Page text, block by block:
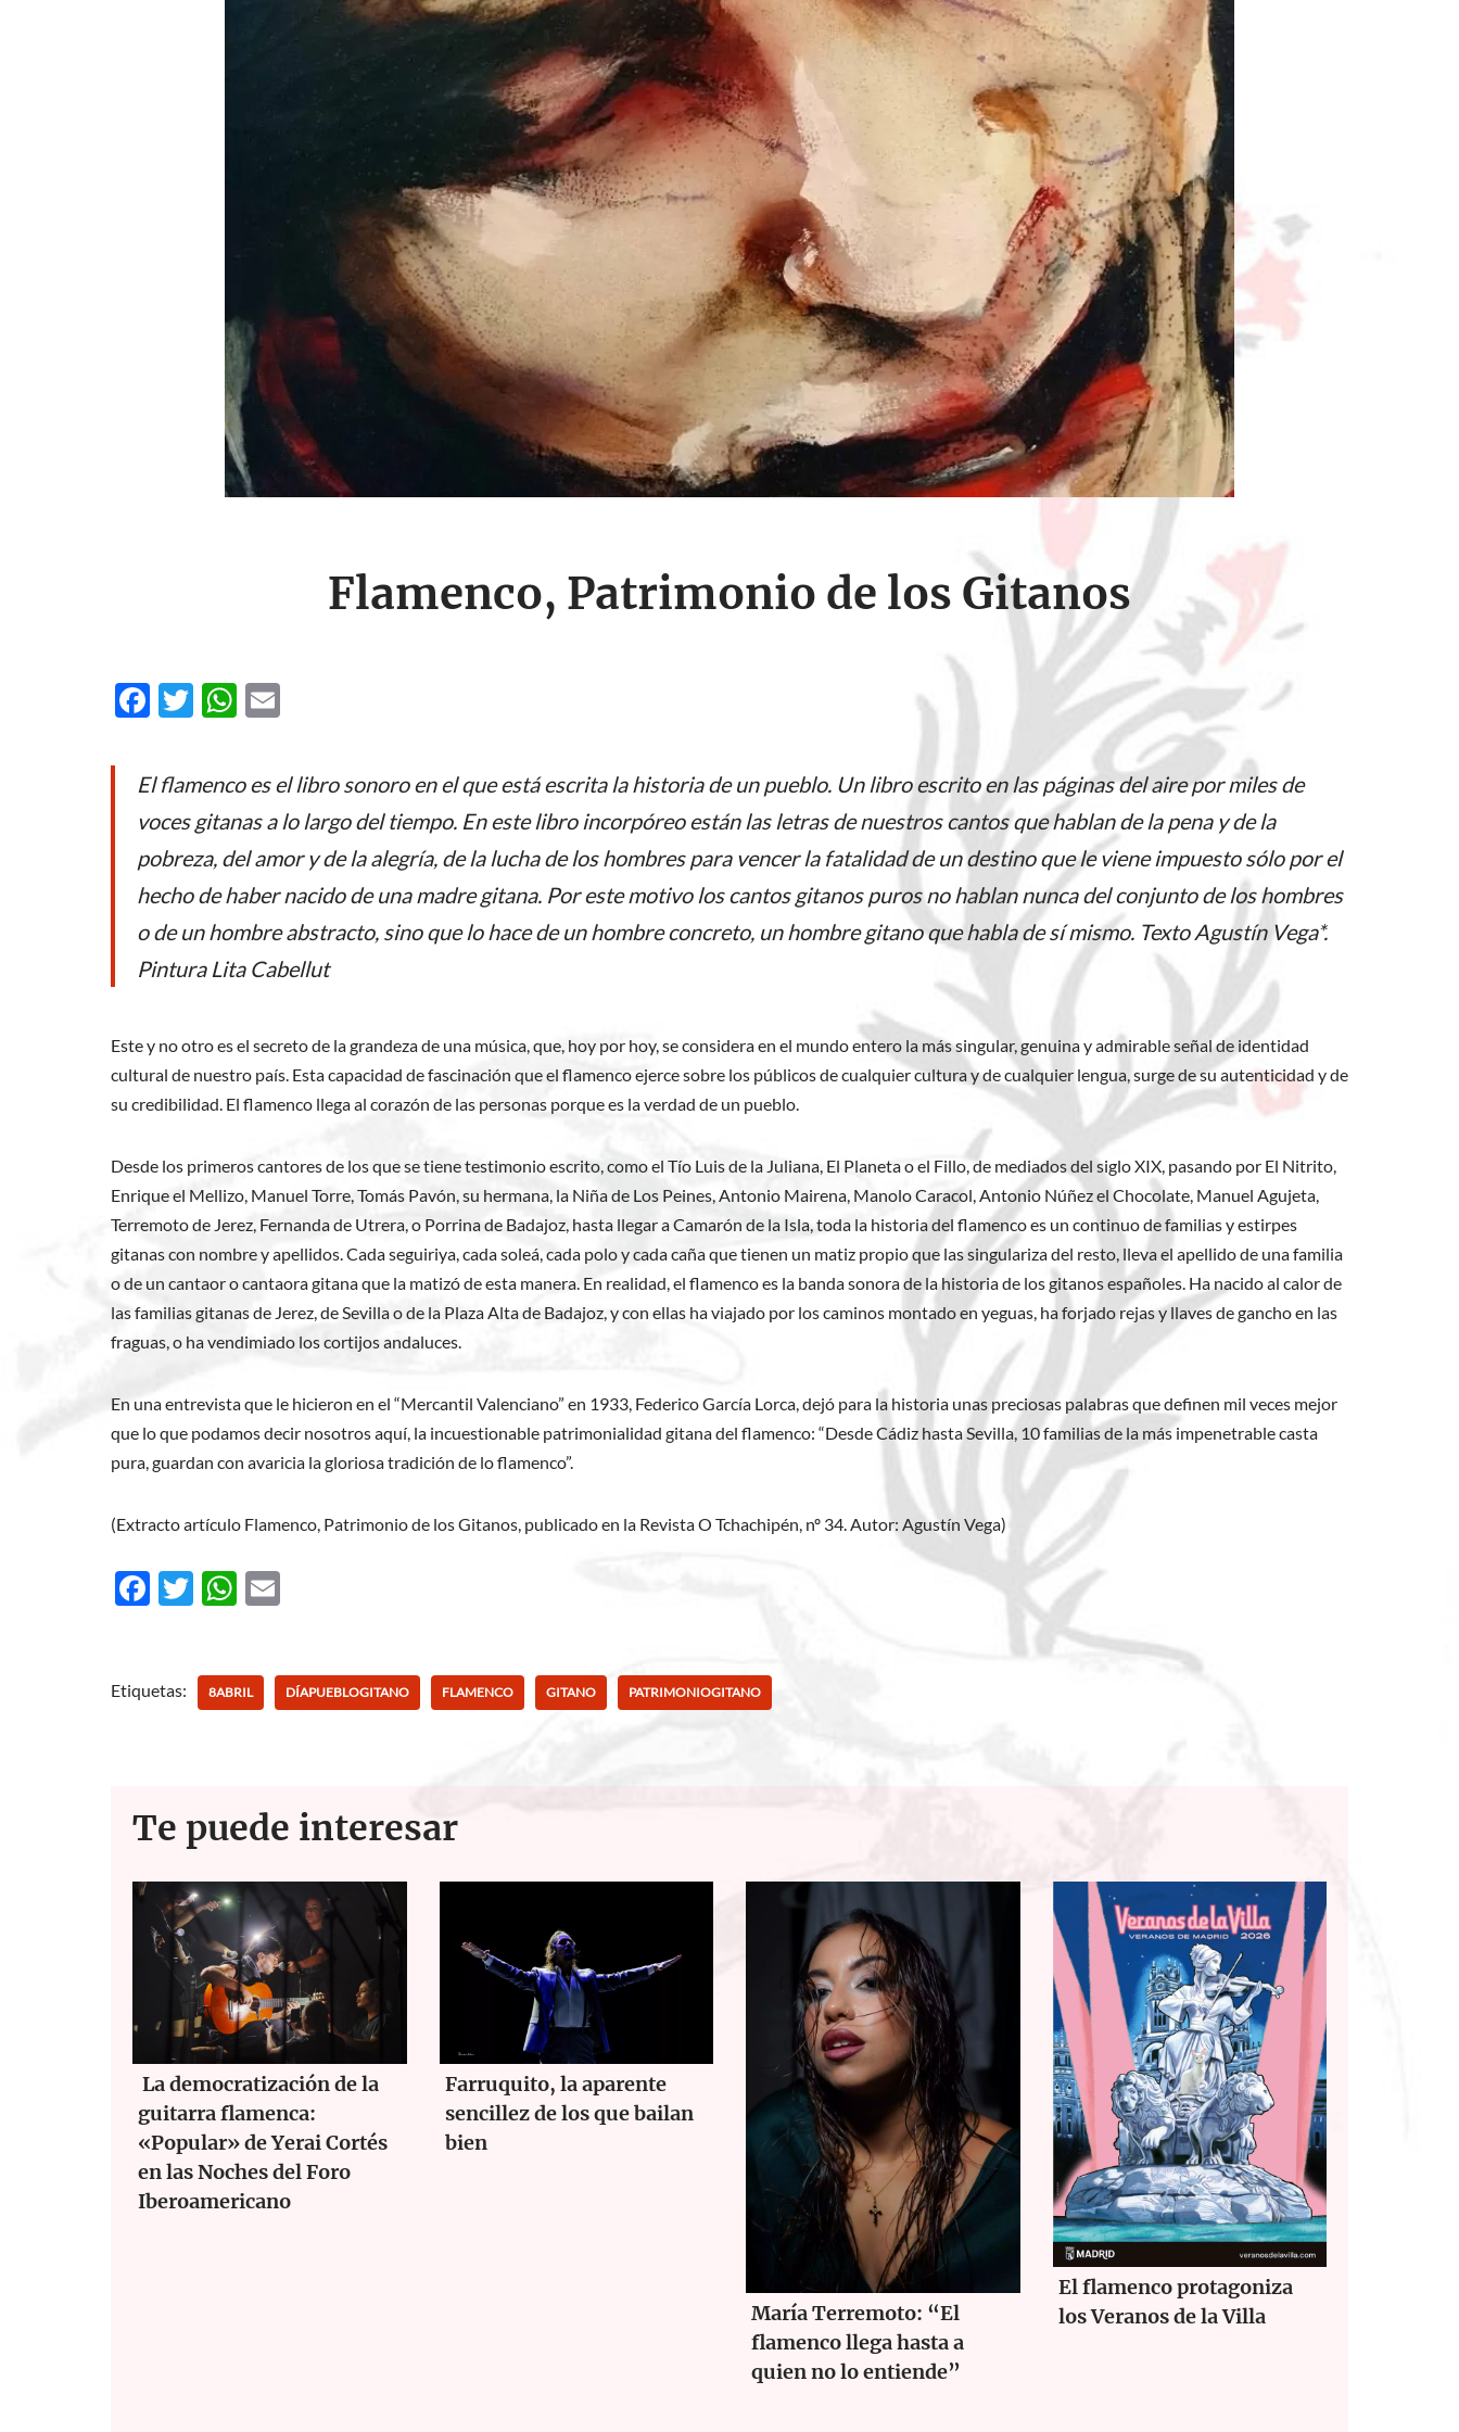
Flamenco, Patrimonio de los Gitanos
F
e
b
o
o
k
T
itt
er
W
at
s
A
p
p
ail
El flamenco es el libro sonoro en el que está escrita la historia de un pueblo. Un libro escrito en las páginas del aire por miles de
voces gitanas a lo largo del tiempo. En este libro incorpóreo están las letras de nuestros cantos que hablan de la pena y de la
pobreza, del amor y de la alegría, de la lucha de los hombres para vencer la fatalidad de un destino que le viene impuesto sólo por el
hecho de haber nacido de una madre gitana. Por este motivo los cantos gitanos puros no hablan nunca del conjunto de los hombres
o de un hombre abstracto, sino que lo hace de un hombre concreto, un hombre gitano que habla de sí mismo. Texto Agustín Vega*.
Pintura Lita Cabellut
Este y no otro es el secreto de la grandeza de una música, que, hoy por hoy, se considera en el mundo entero la más singular, genuina y admirable señal de identidad
cultural de nuestro país. Esta capacidad de fascinación que el flamenco ejerce sobre los públicos de cualquier cultura y de cualquier lengua, surge de su autenticidad y de
su credibilidad. El flamenco llega al corazón de las personas porque es la verdad de un pueblo.
Desde los primeros cantores de los que se tiene testimonio escrito, como el Tío Luis de la Juliana, El Planeta o el Fillo, de mediados del siglo XIX, pasando por El Nitrito,
Enrique el Mellizo, Manuel Torre, Tomás Pavón, su hermana, la Niña de Los Peines, Antonio Mairena, Manolo Caracol, Antonio Núñez el Chocolate, Manuel Agujeta,
Terremoto de Jerez, Fernanda de Utrera, o Porrina de Badajoz, hasta llegar a Camarón de la Isla, toda la historia del flamenco es un continuo de familias y estirpes
gitanas con nombre y apellidos. Cada seguiriya, cada soleá, cada polo y cada caña que tienen un matiz propio que las singulariza del resto, lleva el apellido de una familia
o de un cantaor o cantaora gitana que la matizó de esta manera. En realidad, el flamenco es la banda sonora de la historia de los gitanos españoles. Ha nacido al calor de
las familias gitanas de Jerez, de Sevilla o de la Plaza Alta de Badajoz, y con ellas ha viajado por los caminos montado en yeguas, ha forjado rejas y llaves de gancho en las
fraguas, o ha vendimiado los cortijos andaluces.
En una entrevista que le hicieron en el “Mercantil Valenciano” en 1933, Federico García Lorca, dejó para la historia unas preciosas palabras que definen mil veces mejor
que lo que podamos decir nosotros aquí, la incuestionable patrimonialidad gitana del flamenco: “Desde Cádiz hasta Sevilla, 10 familias de la más impenetrable casta
pura, guardan con avaricia la gloriosa tradición de lo flamenco”.
(Extracto artículo Flamenco, Patrimonio de los Gitanos, publicado en la Revista O Tchachipén, nº 34. Autor: Agustín Vega)
F
b
T
er
W
s
Etiquetas: 8ABRIL DÍAPUEBLOGITANO FLAMENCO GITANO PATRIMONIOGITANO
Te puede interesar
La democratización de la
guitarra flamenca:
«Popular» de Yerai Cortés
en las Noches del Foro
Iberoamericano
Farruquito, la aparente
sencillez de los que bailan
bien
María Terremoto: “El
flamenco llega hasta a
quien no lo entiende”
El flamenco protagoniza
los Veranos de la Villa